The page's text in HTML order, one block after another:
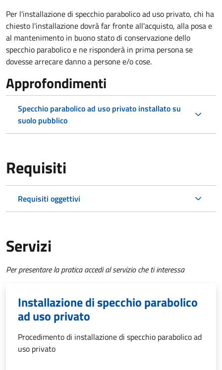
Per l'installazione di specchio parabolico ad uso privato, chi ha
chiesto l'installazione dovrà far fronte all'acquisto, alla posa e
al mantenimento in buono stato di conservazione dello
specchio parabolico e ne risponderà in prima persona se
dovesse arrecare danno a persone e/o cose.
Approfondimenti
Specchio parabolico ad uso privato installato su
suolo pubblico
Requisiti
Requisiti oggettivi
Servizi
Per presentare la pratica accedi al servizio che ti interessa
Installazione di specchio parabolico
ad uso privato
Procedimento di installazione di specchio parabolico ad
uso privato